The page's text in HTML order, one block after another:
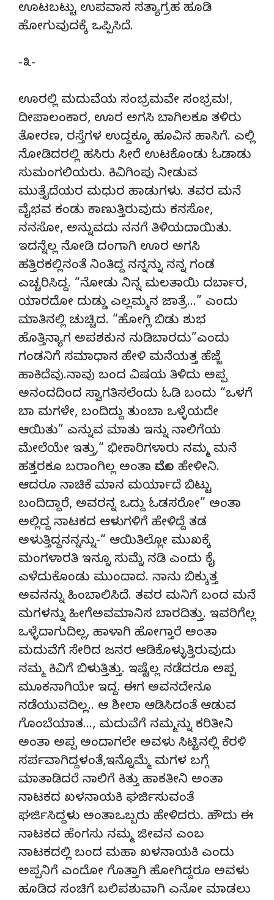
ಊಟಬಟ್ಟು ಉಪವಾಸ ಸತ್ಯಾಗ್ರಹ ಹೂಡಿ
ಹೋಗುವುದಕ್ಕೆ ಒಪ್ಪಿಸಿದೆ.
-೩-
ಊರಲ್ಲಿ ಮದುವೆಯ ಸಂಭ್ರಮವೇ ಸಂಭ್ರಮ!,
ದೀಪಾಲಂಕಾರ, ಊರ ಅಗಸಿ ಬಾಗಿಲಕೂ ತಳಿರು
ತೋರಣ, ರಸ್ತೆಗಳ ಉದ್ದಕ್ಕೂ ಹೂವಿನ ಹಾಸಿಗೆ. ಎಲ್ಲಿ
ನೋಡಿದರಲ್ಲಿ ಹಸಿರು ಸೀರೆ ಉಟಕೊಂಡು ಓಡಾಡು
ಸುಮಂಗಲಿಯರು. ಕಿವಿಗಿಂಪು ನೀಡುವ
ಮುತ್ತೈದೆಯರ ಮಧುರ ಹಾಡುಗಳು. ತವರ ಮನೆ
ವೈಭವ ಕಂಡು ಕಾಣುತ್ತಿರುವುದು ಕನಸೋ,
ನನಸೋ, ಅನ್ನುವದು ನನಗೆ ತಿಳಿಯದಾಯಿತು.
ಇದನ್ನೆಲ್ಲ ನೋಡಿ ದಂಗಾಗಿ ಊರ ಅಗಸಿ
ಹತ್ತಿರಕಲ್ಲಿನಂತೆ ನಿಂತಿದ್ದ ನನ್ನನ್ನು ನನ್ನ ಗಂಡ
ಎಚ್ಚರಿಸಿದ್ದ. “ನೋಡು ನಿನ್ನ ಮಲತಾಯಿ ದರ್ಬಾರ,
ಯಾರದೋ ದುಡ್ಡು ಎಲ್ಲಮ್ಮನ ಜಾತ್ರೆ…” ಎಂದು
ಮಾತಿನಲ್ಲಿ ಚುಚ್ಚಿದ. “ಹೋಗ್ಲಿ ಬಿಡು ಶುಭ
ಹೊತ್ತಿನ್ಯಾಗ ಅಪಶಕುನ ನುಡಿಬಾರದು”ಎಂದು
ಗಂಡನಿಗೆ ಸಮಾಧಾನ ಹೇಳಿ ಮನೆಯತ್ತ ಹೆಜ್ಜೆ
ಹಾಕಿದೆವು.ನಾವು ಬಂದ ವಿಷಯ ತಿಳಿದು ಅಪ್ಪ
ಅನಂದದಿಂದ ಸ್ವಾಗತಿಸಲೆಂದು ಓಡಿ ಬಂದು “ಒಳಗೆ
ಬಾ ಮಗಳೇ, ಬಂದಿದ್ದು ತುಂಬಾ ಒಳ್ಳೆಯದೇ
ಆಯಿತು” ಎನ್ನುವ ಮಾತು ಇನ್ನು ನಾಲಿಗೆಯ
ಮೇಲೆಯೇ ಇತ್ತು,“ ಭೀಕಾರಿಗಳಾರು ನಮ್ಮ ಮನೆ
ಹತ್ತರಕೂ ಬರಾಂಗಿಲ್ಲ ಅಂತಾ ಮೊದಲ ಹೇಳೀನಿ.
ಆದರೂ ನಾಚಿಕೆ ಮಾನ ಮರ್ಯಾದೆ ಬಿಟ್ಟು
ಬಂದಿದ್ದಾರೆ, ಅವರನ್ನ ಒದ್ದು ಓಡಸರೋ” ಅಂತಾ
ಅಲ್ಲಿದ್ದ ನಾಟಕದ ಆಳುಗಳಿಗೆ ಹೇಳಿದ್ದೆ ತಡ
ಅಳುತ್ತಿದ್ದನನ್ನನ್ನು-“ ಆಯಿತಿಲ್ಲೋ ಮುಖಕ್ಕೆ
ಮಂಗಳಾರತಿ ಇನ್ನೂ ಸುಮ್ನೆ ನಡಿ ಎಂದು ಕೈ
ಎಳೆದುಕೊಂಡು ಮುಂದಾದ. ನಾನು ಬಿಕ್ಕುತ್ತ
ಅವನನ್ನು ಹಿಂಬಾಲಿಸಿದೆ. ತವರ ಮನಿಗೆ ಬಂದ ಮನೆ
ಮಗಳನ್ನು ಹೀಗೆಅವಮಾನಿಸ ಬಾರದಿತ್ತು. ಇವರಿಗೆಲ್ಲ
ಒಳ್ಳೆದಾಗುದಿಲ್ಲ, ಹಾಳಾಗಿ ಹೋಗ್ತಾರೆ ಅಂತಾ
ಮದುವೆಗೆ ಸೇರಿದ ಜನರ ಆಡಿಕೊಳ್ಳುತ್ತಿರುವುದು
ನಮ್ಮ ಕಿವಿಗೆ ಬಿಳುತ್ತಿತ್ತು. ಇಷ್ಟೆಲ್ಲ ನಡೆದರೂ ಅಪ್ಪ
ಮೂಕನಾಗಿಯೇ ಇದ್ದ. ಈಗ ಅವನದೇನೂ
ನಡೆಯುವದಿಲ್ಲ.. ಆ ಶೀಲಾ ಆಡಿಸಿದಂತೆ ಆಡುವ
ಗೊಂಬೆಯಾತ…, ಮದುವೆಗೆ ನಮ್ಮನ್ನು ಕರಿತೀನಿ
ಅಂತಾ ಅಪ್ಪ ಅಂದಾಗಲೇ ಅವಳು ಸಿಟ್ಟಿನಲ್ಲಿ ಕೆರಳಿ
ಸರ್ಪವಾಗಿದ್ದಳಂತೆ,ಇನ್ನೊಮ್ಮೆ ಮಗಳ ಬಗ್ಗೆ
ಮಾತಾಡಿದರೆ ನಾಲಿಗೆ ಕಿತ್ತು ಹಾಕತೀನಿ ಅಂತಾ
ನಾಟಕದ ಖಳನಾಯಕಿ ಘರ್ಜಿಸುವಂತೆ
ಘರ್ಜಿಸಿದ್ದಳು ಅಂತಾಒಬ್ಬರು ಹೇಳಿದರು. ಹೌದು ಈ
ನಾಟಕದ ಹೆಂಗಸು ನಮ್ಮ ಜೀವನ ಎಂಬ
ನಾಟಕದಲ್ಲಿ ಬಂದ ಮಹಾ ಖಳನಾಯಕಿ ಎಂದು
ಅಪ್ಪನಿಗೆ ಎಂದೋ ಗೊತ್ತಾಗಿ ಹೋಗಿದ್ದರೂ ಅವಳು
ಹೂಡಿದ ಸಂಚಿಗೆ ಬಲಿಪಶುವಾಗಿ ಎನೋ ಮಾಡಲು